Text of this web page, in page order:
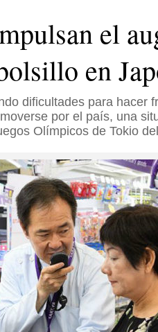
el
en
dificultades para hacer
por el país, una
Olímpicos de Tokio